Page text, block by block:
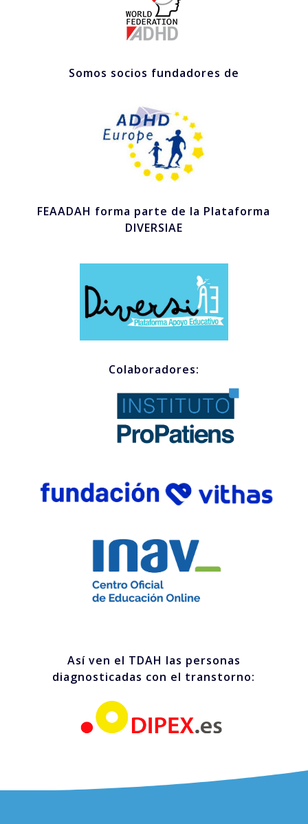
Somos socios fundadores de
FEAADAH forma parte de la Plataforma
DIVERSIAE
Colaboradores:
Así ven el TDAH las personas
diagnosticadas con el transtorno: